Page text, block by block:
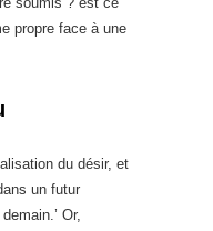
propre face à une
du désir, et
un futur
Or,